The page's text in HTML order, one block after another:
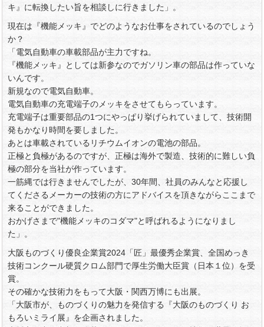
キ』に転換したい旨を相談しに行きました」。
現在は『機能メッキ』でどのようなお仕事をされているのでしょう
か？
「電気自動車の車載部品が主力ですね。
『機能メッキ』としては新参なのでガソリン車の部品は作っていな
いんです。
新規なので電気自動車。
電気自動車の充電端子のメッキをさせてもらっています。
充電端子は重要部品の1つにやっぱり挙げられていまして、技術開
発もかなり時間を要しました。
あとは車載されているリチウムイオンの電池の部品。
正極と負極があるのですが、正極は海外で製造、技術的に難しい負
極の部分を当社が作っています。
一筋縄では行きませんでしたが、30年間、社員のみんなと応援し
てくださるメーカーの技術の方にアドバイスを頂きながらここまで
来ることができました。
おかげさまで"機能メッキのコダマ"と呼ばれるようになりまし
た」。
大阪ものづくり優良企業賞2024「匠」最優秀企業賞、全国めっき
技術コンクール硬質クロム部門で厚生労働大臣賞（日本１位）を受
賞。
その確かな技術力をもって大阪・関西万博にも出展。
「大阪市が、ものづくりの魅力を発信する『大阪のものづくり お
もろいミライ展』を企画されました。